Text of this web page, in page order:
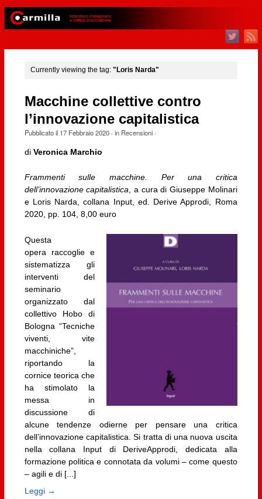
Currently viewing the tag: "Loris Narda"
Macchine collettive contro
l’innovazione capitalistica
Pubblicato il 17 Febbraio 2020· in Recensioni·
diVeronica Marchio
Frammenti sulle macchine. Per una critica
dell’innovazione capitalistica, a cura di Giuseppe Molinari
e Loris Narda, collana Input, ed. Derive Approdi, Roma
2020, pp. 104, 8,00 euro
Questa
opera raccoglie e
sistematizza gli
interventi del
seminario
organizzato dal
collettivo Hobo di
Bologna “Tecniche
viventi, vite
macchiniche”,
riportando la
cornice teorica che
ha stimolato la
messa in
discussione di
alcune tendenze odierne per pensare una critica
dell’innovazione capitalistica. Si tratta di una nuova uscita
nella collana Input di DeriveApprodi, dedicata alla
formazione politica e connotata da volumi – come questo
– agili e di [...]
Leggi →